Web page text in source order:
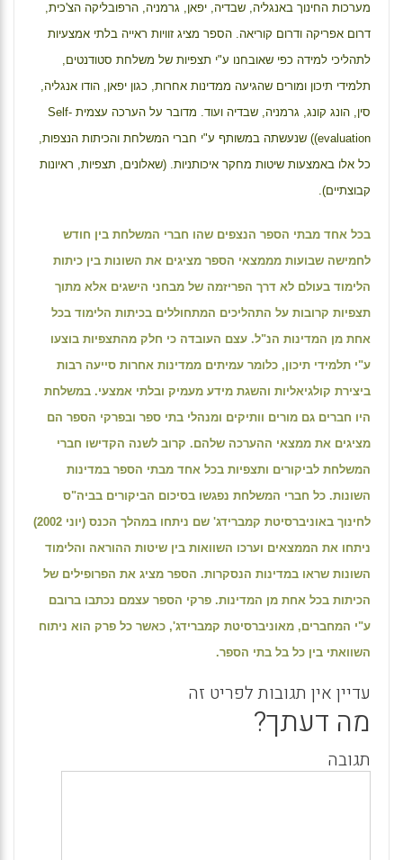
מערכות החינוך באנגליה, שבדיה, יפאן, גרמניה, הרפובליקה הצ'כית,
דרום אפריקה ודרום קוריאה. הספר מציג זוויות ראייה בלתי אמצעיות
לתהליכי למידה כפי שאובחנו ע"י תצפיות של משלחת סטודנטים,
תלמידי תיכון ומורים שהגיעה ממדינות אחרות, כגון יפאן, הודו אנגליה,
סין, הונג קונג, גרמניה, שבדיה ועוד. מדובר על הערכה עצמית Self-
evaluation)) שנעשתה במשותף ע"י חברי המשלחת והכיתות הנצפות,
כל אלו באמצעות שיטות מחקר איכותניות. (שאלונים, תצפיות, ראיונות
קבוצתיים).
בכל אחד מבתי הספר הנצפים שהו חברי המשלחת בין חודש
לחמישה שבועות מממצאי הספר מציגים את השונות בין כיתות
הלימוד בעולם לא דרך הפריזמה של מבחני הישגים אלא מתוך
תצפיות קרובות על התהליכים המתחוללים בכיתות הלימוד בכל
אחת מן המדינות הנ"ל. עצם העובדה כי חלק מהתצפיות בוצעו
ע"י תלמידי תיכון, כלומר עמיתים ממדינות אחרות סייעה רבות
ביצירת קולגיאליות והשגת מידע מעמיק ובלתי אמצעי. במשלחת
היו חברים גם מורים וותיקים ומנהלי בתי ספר ובפרקי הספר הם
מציגים את ממצאי ההערכה שלהם. קרוב לשנה הקדישו חברי
המשלחת לביקורים ותצפיות בכל אחד מבתי הספר במדינות
השונות. כל חברי המשלחת נפגשו בסיכום הביקורים בביה"ס
לחינוך באוניברסיטת קמברידג' שם ניתחו במהלך הכנס (יוני 2002)
ניתחו את הממצאים וערכו השוואות בין שיטות ההוראה והלימוד
השונות שראו במדינות הנסקרות. הספר מציג את הפרופילים של
הכיתות בכל אחת מן המדינות. פרקי הספר עצמם נכתבו ברובם
ע"י המחברים, מאוניברסיטת קמברידג', כאשר כל פרק הוא ניתוח
השוואתי בין כל בל בתי הספר.
עדיין אין תגובות לפריט זה
מה דעתך?
תגובה